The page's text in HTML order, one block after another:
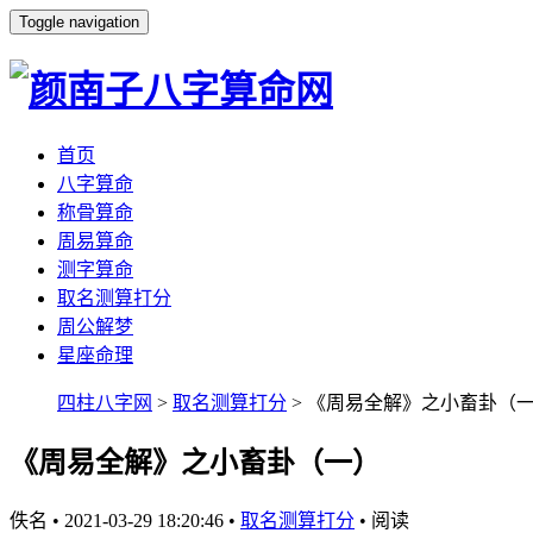
Toggle navigation
首页
八字算命
称骨算命
周易算命
测字算命
取名测算打分
周公解梦
星座命理
四柱八字网 > 取名测算打分 > 《周易全解》之小畜卦（
《周易全解》之小畜卦（一）
佚名 • 2021-03-29 18:20:46 • 取名测算打分 • 阅读